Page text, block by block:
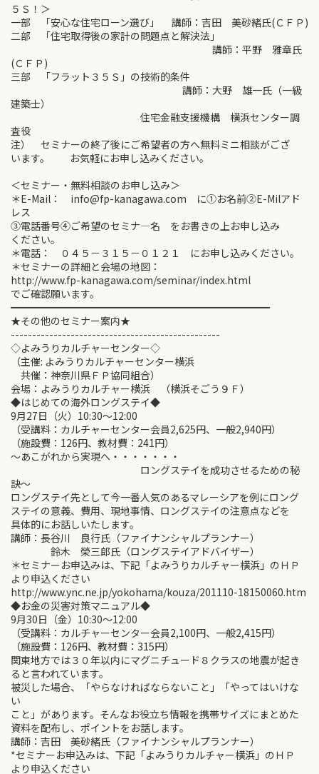
５Ｓ！＞
一部 「安心な住宅ローン選び」 講師：吉田 美砂緒氏(ＣＦＰ)
二部 「住宅取得後の家計の問題点と解決法」
講師：平野 雅章氏
(ＣＦＰ)
三部 「フラット３５Ｓ」の技術的条件
講師：大野 雄一氏（一級
建築士）
住宅金融支援機構 横浜センター調
査役
注） セミナーの終了後にご希望者の方へ無料ミニ相談がござ
います。 お気軽にお申し込みください。
＜セミナー・無料相談のお申し込み＞
＊E-Mail： info@fp-kanagawa.com に①お名前②E-Milアド
レス
③電話番号④ご希望のセミナ―名 をお書きの上お申し込み
ください。
＊電話： ０４５－３１５－０１２１ にお申し込みください。
＊セミナーの詳細と会場の地図：
http://www.fp-kanagawa.com/seminar/index.html
でご確認願います。
━━━━━━━━━━━━━━━━━━━━━━━━━━
★その他のセミナー案内★
-------------------------------------------------
◇よみうりカルチャーセンター◇
（主催: よみうりカルチャーセンター横浜
共催：神奈川県ＦＰ協同組合）
会場：よみうりカルチャー横浜 （横浜そごう９Ｆ）
◆はじめての海外ロングステイ◆
9月27日（火）10:30～12:00
（受講料：カルチャーセンター会員2,625円、一般2,940円）
（施設費：126円、教材費：241円）
～あこがれから実現へ・・・・・・・
ロングステイを成功させるための秘
訣～
ロングステイ先として今一番人気のあるマレーシアを例にロング
ステイの意義、費用、現地事情、ロングステイの注意点などを
具体的にお話しいたします。
講師：長谷川 良行氏（ファイナンシャルプランナー）
鈴木 榮三郎氏（ロングステイアドバイザー）
＊セミナーお申込みは、下記「よみうりカルチャー横浜」のＨＰ
より申込ください
http://www.ync.ne.jp/yokohama/kouza/201110-18150060.htm
◆お金の災害対策マニュアル◆
9月30日（金）10:30～12:00
（受講料：カルチャーセンター会員2,100円、一般2,415円）
（施設費：126円、教材費：315円）
関東地方では３０年以内にマグニチュード８クラスの地震が起き
ると言われています。
被災した場合、「やらなければならないこと」「やってはいけな
い
こと」があります。そんなお役立ち情報を携帯サイズにまとめた
資料を配布し、ポイントをお話します。
講師：吉田 美砂緒氏（ファイナンシャルプランナー）
*セミナーお申込みは、下記「よみうりカルチャー横浜」のＨＰ
より申込ください